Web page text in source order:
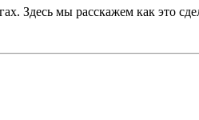
Здесь мы расскажем как это